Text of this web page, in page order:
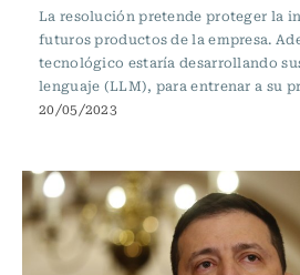
La resolución pretende proteger la
futuros productos de la empresa.
tecnológico estaría desarrollando
lenguaje (LLM), para entrenar a su
20/05/2023